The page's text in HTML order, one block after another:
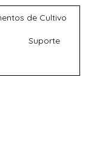
de Cultivo
Suporte